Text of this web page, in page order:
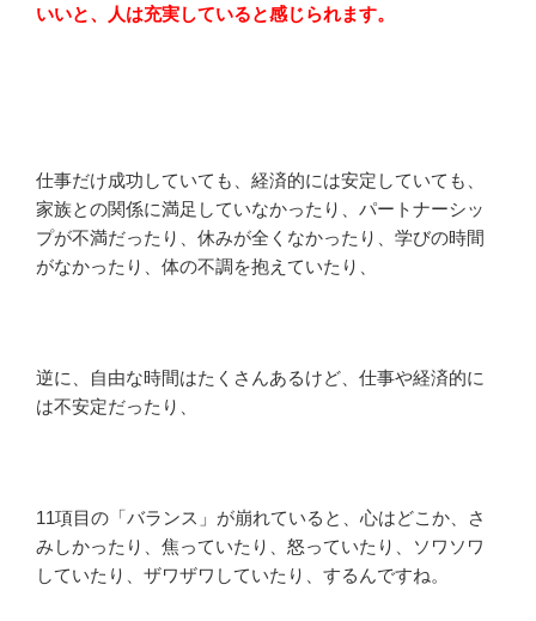
いいと、人は充実していると感じられます。
仕事だけ成功していても、経済的には安定していても、
家族との関係に満足していなかったり、パートナーシッ
プが不満だったり、休みが全くなかったり、学びの時間
がなかったり、体の不調を抱えていたり、
逆に、自由な時間はたくさんあるけど、仕事や経済的に
は不安定だったり、
11項目の「バランス」が崩れていると、心はどこか、さ
みしかったり、焦っていたり、怒っていたり、ソワソワ
していたり、ザワザワしていたり、するんですね。